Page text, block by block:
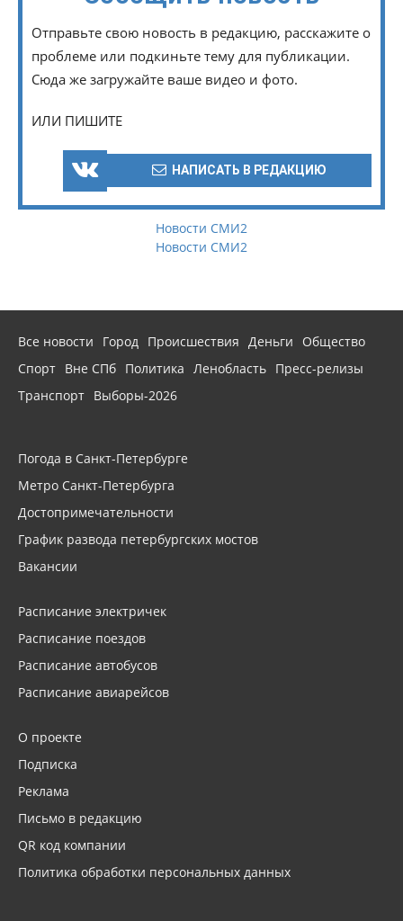
Отправьте свою новость в редакцию, расскажите о
проблеме или подкиньте тему для публикации.
Сюда же загружайте ваше видео и фото.
ИЛИ ПИШИТЕ
НАПИСАТЬ В РЕДАКЦИЮ
Новости СМИ2
Новости СМИ2
Все новости Город Происшествия Деньги
Общество
Спорт Вне СПб Политика Ленобласть Пресс-релизы
Транспорт Выборы-2026
Погода в Санкт-Петербурге
Метро Санкт-Петербурга
Достопримечательности
График развода петербургских мостов
Вакансии
Расписание электричек
Расписание поездов
Расписание автобусов
Расписание авиарейсов
О проекте
Подписка
Реклама
Письмо в редакцию
QR код компании
Политика обработки персональных данных